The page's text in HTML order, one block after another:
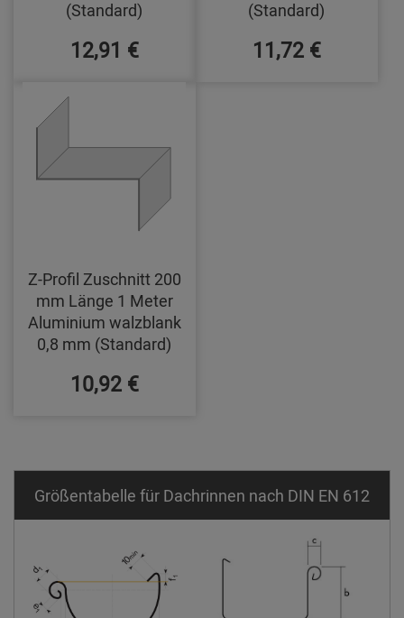
(Standard)
12,91 €
(Standard)
11,72 €
Z-Profil Zuschnitt 200
mm Länge 1 Meter
Aluminium walzblank
0,8 mm (Standard)
10,92 €
Größentabelle für Dachrinnen nach DIN EN 612